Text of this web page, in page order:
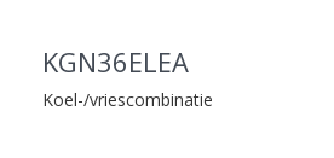
KGN36ELEA
Koel-/vriescombinatie